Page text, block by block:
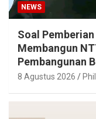
NEWS
Soal
Membangun
Pembangunan
8 Agustus 2026